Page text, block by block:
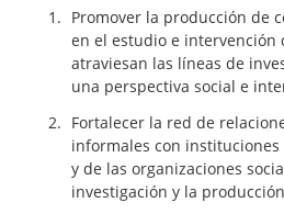
Promover la producción de
en el estudio e intervención
atraviesan las líneas de
una perspectiva social e
Fortalecer la red de
informales con
y de las organizaciones
investigación y la